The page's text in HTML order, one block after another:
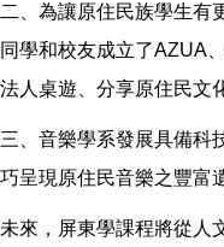
二、為讓原住民族學生有
同學和校友成立了AZUA
法人桌遊、分享原住民文
三、音樂學系發展具備科
巧呈現原住民音樂之豐富
未來，屏東學課程將從人